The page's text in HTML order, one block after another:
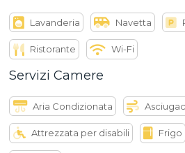
Lavanderia Navetta
Ristorante Wi-Fi
Servizi Camere
Aria Condizionata
Attrezzata per disabili Frigo